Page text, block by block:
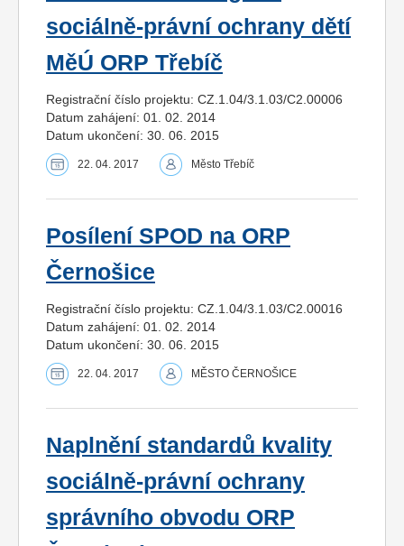
sociálně-právní ochrany dětí
MěÚ ORP Třebíč
Registrační číslo projektu: CZ.1.04/3.1.03/C2.00006
Datum zahájení: 01. 02. 2014
Datum ukončení: 30. 06. 2015
22. 04. 2017 Město Třebíč
Posílení SPOD na ORP
Černošice
Registrační číslo projektu: CZ.1.04/3.1.03/C2.00016
Datum zahájení: 01. 02. 2014
Datum ukončení: 30. 06. 2015
22. 04. 2017 MĚSTO ČERNOŠICE
Naplnění standardů kvality
sociálně-právní ochrany
správního obvodu ORP